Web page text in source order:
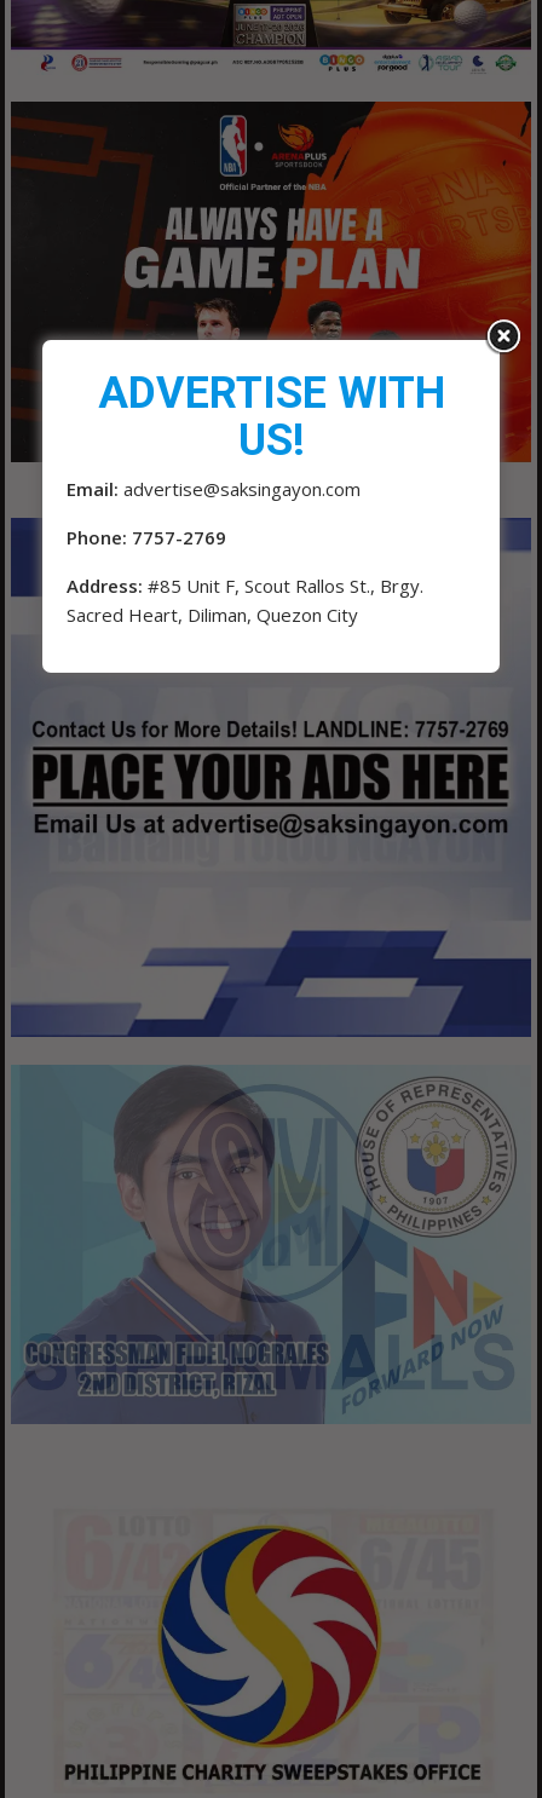
ADVERTISE WITH
US!
Email: advertise@saksingayon.com
Phone: 7757-2769
Address: #85 Unit F, Scout Rallos St., Brgy.
Sacred Heart, Diliman, Quezon City